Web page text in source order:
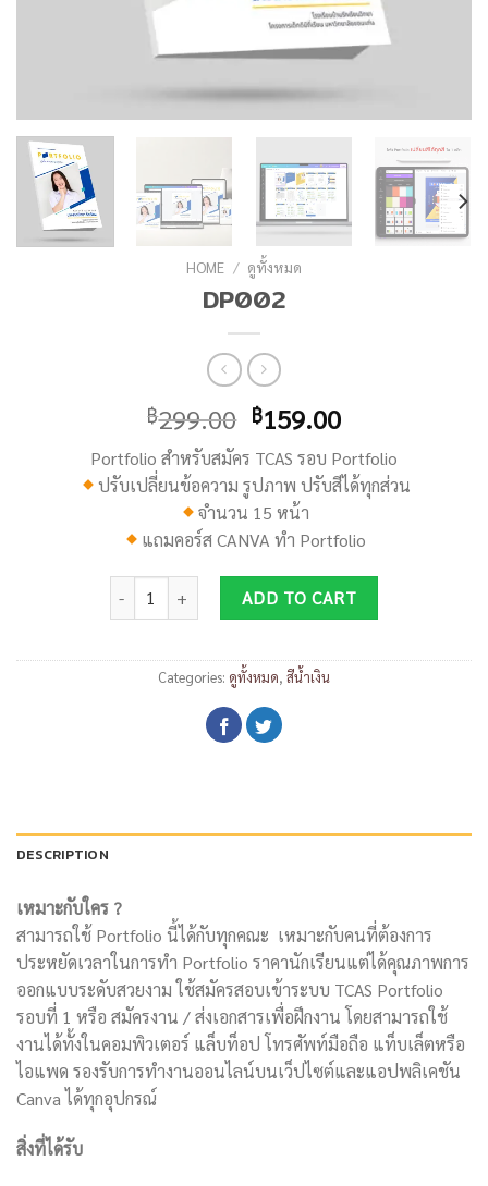
HOME / ดูทั้งหมด
DP002
฿299.00 ฿159.00
Portfolio สำหรับสมัคร TCAS รอบ Portfolio
ปรับเปลี่ยนข้อความ รูปภาพ ปรับสีได้ทุกส่วน
จำนวน 15 หน้า
แถมคอร์สCANVAทำ Portfolio
ADD TO CART
Categories: ดูทั้งหมด, สีน้ำเงิน
DESCRIPTION
เหมาะกับใคร ?
สามารถใช้ Portfolio นี้ได้กับทุกคณะ เหมาะกับคนที่ต้องการ
ประหยัดเวลาในการทำ Portfolio ราคานักเรียนแต่ได้คุณภาพการ
ออกแบบระดับสวยงาม ใช้สมัครสอบเข้าระบบ TCAS Portfolio
รอบที่ 1 หรือ สมัครงาน / ส่งเอกสารเพื่อฝึกงาน โดยสามารถใช้
งานได้ทั้งในคอมพิวเตอร์ แล็บท็อป โทรศัพท์มือถือ แท็บเล็ตหรือ
ไอแพด รองรับการทำงานออนไลน์บนเว็ปไซต์และแอปพลิเคชัน
Canva ได้ทุกอุปกรณ์
สิ่งที่ได้รับ